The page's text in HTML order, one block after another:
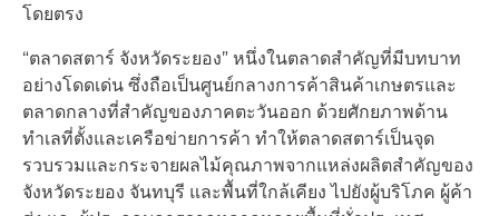
โดยตรง
“ตลาดสตาร์ จังหวัดระยอง” หนึ่งในตลาดสำคัญที่มีบทบาท
อย่างโดดเด่น ซึ่งถือเป็นศูนย์กลางการค้าสินค้าเกษตรและ
ตลาดกลางที่สำคัญของภาคตะวันออก ด้วยศักยภาพด้าน
ทำเลที่ตั้งและเครือข่ายการค้า ทำให้ตลาดสตาร์เป็นจุด
รวบรวมและกระจายผลไม้คุณภาพจากแหล่งผลิตสำคัญของ
จังหวัดระยอง จันทบุรี และพื้นที่ใกล้เคียง ไปยังผู้บริโภค ผู้ค้า